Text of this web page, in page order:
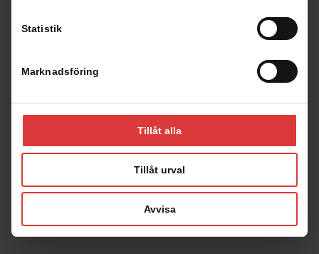
Statistik
Marknadsföring
Tillåt alla
Tillåt urval
Avvisa
Fasad